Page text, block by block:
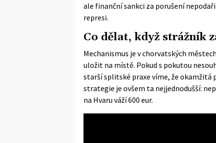
ale finanční sankci za porušení
represi.
Co dělat, když strážník
Mechanismus je v chorvatských
uložit na místě. Pokud s pokutou
starší splitské praxe víme, že okamžitá
strategie je ovšem ta nejjednodušší:
na Hvaru váží 600 eur.